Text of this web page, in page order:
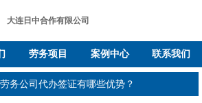
大连日中合作有限公司
劳务项目 案例中心 联系我们
务公司代办签证有哪些优势？